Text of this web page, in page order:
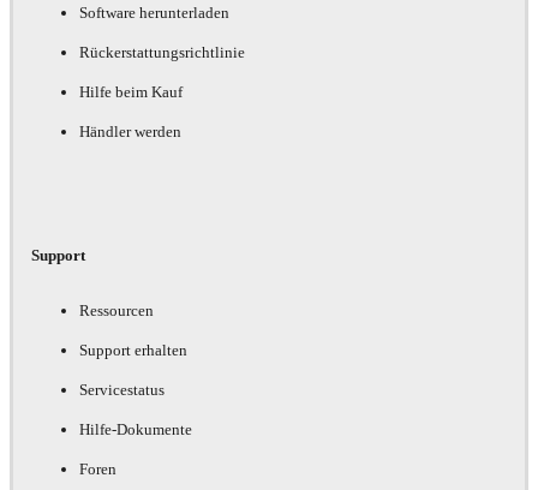
Software herunterladen
Rückerstattungsrichtlinie
Hilfe beim Kauf
Händler werden
Support
Ressourcen
Support erhalten
Servicestatus
Hilfe-Dokumente
Foren